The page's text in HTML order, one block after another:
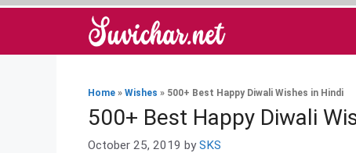
content
Home » Wishes » 500+ Best Happy Diwali Wishes in Hindi
500+ Best Happy Diwali
October 25, 2019 bySKS